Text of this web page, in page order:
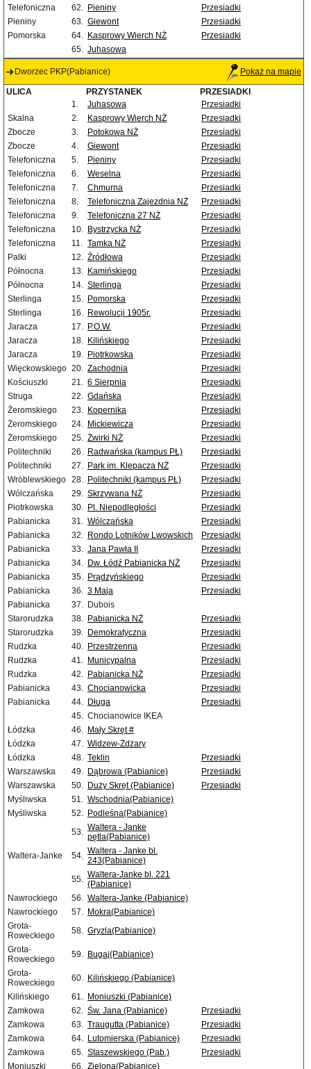
Telefoniczna
62. Pieniny
Przesiadki
Pieniny
63. Giewont
Przesiadki
Pomorska
64. Kasprowy Wierch NŻ
Przesiadki
65. Juhasowa
Dworzec PKP(Pabianice) Pokaż na mapie
ULICA PRZYSTANEK
PRZESIADKI
1.
Juhasowa
Przesiadki
Skalna
2. Kasprowy Wierch NŻ
Przesiadki
Zbocze
3. Potokowa NŻ
Przesiadki
Zbocze
4. Giewont
Przesiadki
Telefoniczna
5. Pieniny
Przesiadki
Telefoniczna
6. Weselna
Przesiadki
Telefoniczna
7. Chmurna
Przesiadki
Telefoniczna
8. Telefoniczna Zajezdnia NŻ
Przesiadki
Telefoniczna
9. Telefoniczna 27 NŻ
Przesiadki
Telefoniczna
10. Bystrzycka NŻ
Przesiadki
Telefoniczna
11. Tamka NŻ
Przesiadki
Palki
12. Źródłowa
Przesiadki
Północna
13. Kamińskiego
Przesiadki
Północna
14. Sterlinga
Przesiadki
Sterlinga
15. Pomorska
Przesiadki
Sterlinga
16. Rewolucji 1905r.
Przesiadki
Jaracza
17. P.O.W.
Przesiadki
Jaracza
18. Kilińskiego
Przesiadki
Jaracza
19. Piotrkowska
Przesiadki
Więckowskiego 20. Zachodnia
Przesiadki
Kościuszki
21. 6 Sierpnia
Przesiadki
Struga
22. Gdańska
Przesiadki
Żeromskiego
23. Kopernika
Przesiadki
Żeromskiego
24. Mickiewicza
Przesiadki
Żeromskiego
25. Żwirki NŻ
Przesiadki
Politechniki
26. Radwańska (kampus PŁ)
Przesiadki
Politechniki
27. Park im. Klepacza NŻ
Przesiadki
Wróblewskiego 28. Politechniki (kampus PŁ)
Przesiadki
Wólczańska
29. Skrzywana NŻ
Przesiadki
Piotrkowska
30. Pl. Niepodległości
Przesiadki
Pabianicka
31. Wólczańska
Przesiadki
Pabianicka
32. Rondo Lotników Lwowskich
Przesiadki
Pabianicka
33. Jana Pawła II
Przesiadki
Pabianicka
34. Dw. Łódź Pabianicka NŻ
Przesiadki
Pabianicka
35. Prądzyńskiego
Przesiadki
Pabianicka
36. 3 Maja
Przesiadki
Pabianicka
37. Dubois
Starorudzka
38. Pabianicka NŻ
Przesiadki
Starorudzka
39. Demokratyczna
Przesiadki
Rudzka
40. Przestrzenna
Przesiadki
Rudzka
41. Municypalna
Przesiadki
Rudzka
42. Pabianicka NŻ
Przesiadki
Pabianicka
43. Chocianowicka
Przesiadki
Pabianicka
44. Długa
Przesiadki
45. Chocianowice IKEA
Łódzka
46. Mały Skręt #
Łódzka
47. Widzew-Żdżary
Łódzka
48. Teklin
Przesiadki
Warszawska
49. Dąbrowa (Pabianice)
Przesiadki
Warszawska
50. Duży Skręt (Pabianice)
Przesiadki
Myśliwska
51. Wschodnia(Pabianice)
Myśliwska
52. Podleśna(Pabianice)
53. Waltera - Janke
pętla(Pabianice)
Waltera-Janke
54. Waltera - Janke bl.
243(Pabianice)
55. Waltera-Janke bl. 221
(Pabianice)
Nawrockiego
56. Waltera-Janke (Pabianice)
Nawrockiego
57. Mokra(Pabianice)
Grota-
Roweckiego
58. Gryzla(Pabianice)
Grota-
Roweckiego
59. Bugaj(Pabianice)
Grota-
Roweckiego
60. Kilińskiego (Pabianice)
Kilińskiego
61. Moniuszki (Pabianice)
Zamkowa
62. Św. Jana (Pabianice)
Przesiadki
Zamkowa
63. Traugutta (Pabianice)
Przesiadki
Zamkowa
64. Lutomierska (Pabianice)
Przesiadki
Zamkowa
65. Staszewskiego (Pab.)
Przesiadki
Moniuszki
66. Zielona(Pabianice)